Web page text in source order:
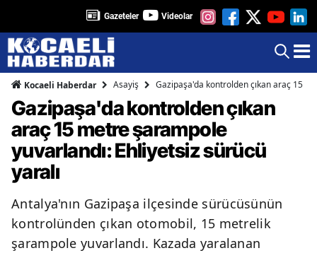
Gazeteler Videolar
Kocaeli Haberdar Asayiş Gazipaşa'da kontrolden çıkan araç 15
Gazipaşa'da kontrolden çıkan
araç 15 metre şarampole
yuvarlandı: Ehliyetsiz sürücü
yaralı
Antalya'nın Gazipaşa ilçesinde sürücüsünün
kontrolünden çıkan otomobil, 15 metrelik
şarampole yuvarlandı. Kazada yaralanan